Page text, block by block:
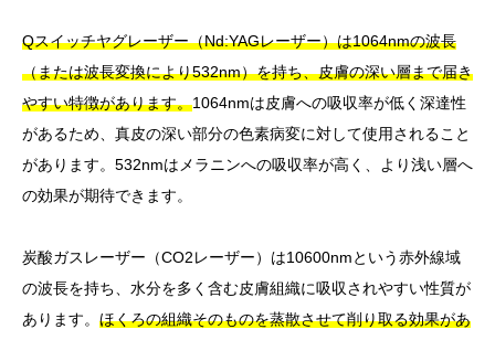
Qスイッチヤグレーザー（Nd:YAGレーザー）は1064nmの波長
（または波長変換により532nm）を持ち、皮膚の深い層まで届き
やすい特徴があります。1064nmは皮膚への吸収率が低く深達性
があるため、真皮の深い部分の色素病変に対して使用されること
があります。532nmはメラニンへの吸収率が高く、より浅い層へ
の効果が期待できます。
炭酸ガスレーザー（CO2レーザー）は10600nmという赤外線域
の波長を持ち、水分を多く含む皮膚組織に吸収されやすい性質が
あります。 ほくろの組織そのものを蒸散させて削り取る効果があ